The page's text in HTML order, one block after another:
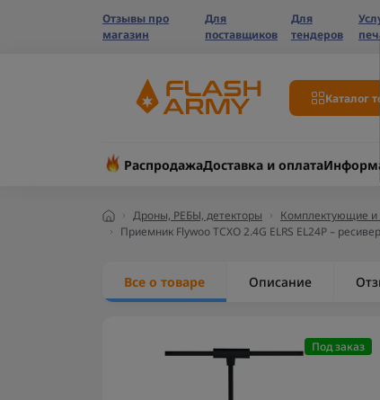
Отзывы про
магазин
Для
поставщиков
Для
тендеров
Каталог
РаспродажаДоставка и оплата
Дроны, РЕБЫ, детекторы Комплектующие и
Приемник Flywoo TCXO 2.4G ELRS EL24P –
Все о товаре Описание
Под заказ